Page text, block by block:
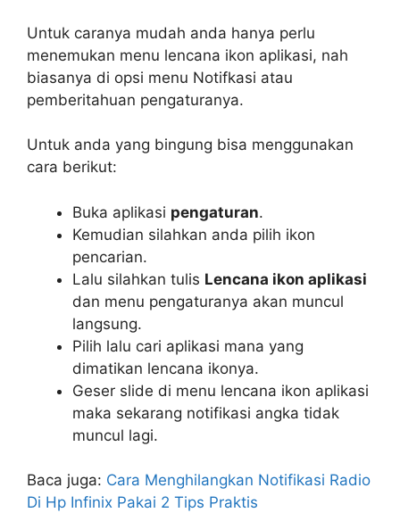
Untuk caranya mudah anda hanya perlu
menemukan menu lencana ikon aplikasi, nah
biasanya di opsi menu Notifkasi atau
pemberitahuan pengaturanya.
Untuk anda yang bingung bisa menggunakan
cara berikut:
Buka aplikasi pengaturan.
Kemudian silahkan anda pilih ikon
pencarian.
Lalu silahkan tulis Lencana ikon aplikasi
dan menu pengaturanya akan muncul
langsung.
Pilih lalu cari aplikasi mana yang
dimatikan lencana ikonya.
Geser slide di menu lencana ikon aplikasi
maka sekarang notifikasi angka tidak
muncul lagi.
Baca juga: Cara Menghilangkan Notifikasi Radio
Di Hp Infinix Pakai 2 Tips Praktis